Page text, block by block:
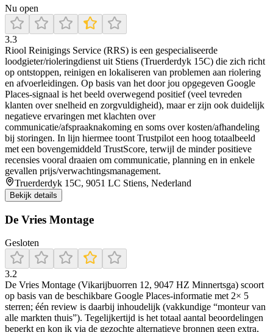
Nu open
3.3
Riool Reinigings Service (RRS) is een gespecialiseerde
loodgieter/rioleringdienst uit Stiens (Truerderdyk 15C) die zich richt
op ontstoppen, reinigen en lokaliseren van problemen aan riolering
en afvoerleidingen. Op basis van het door jou opgegeven Google
Places-signaal is het beeld overwegend positief (veel tevreden
klanten over snelheid en zorgvuldigheid), maar er zijn ook duidelijk
negatieve ervaringen met klachten over
communicatie/afspraaknakoming en soms over kosten/afhandeling
bij storingen. In lijn hiermee toont Trustpilot een hoog totaalbeeld
met een bovengemiddeld TrustScore, terwijl de minder positieve
recensies vooral draaien om communicatie, planning en in enkele
gevallen prijs/verwachtingsmanagement.
Truerderdyk 15C, 9051 LC Stiens, Nederland
Bekijk details
De Vries Montage
Gesloten
3.2
De Vries Montage (Vikarijbuorren 12, 9047 HZ Minnertsga) scoort
op basis van de beschikbare Google Places-informatie met 2× 5
sterren; één review is daarbij inhoudelijk (vakkundige “monteur van
alle markten thuis”). Tegelijkertijd is het totaal aantal beoordelingen
beperkt en kon ik via de gezochte alternatieve bronnen geen extra,